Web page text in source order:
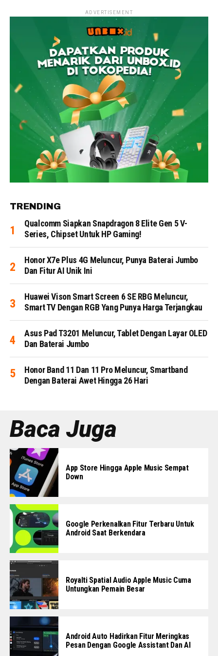
ADVERTISEMENT
TRENDING
Qualcomm Siapkan Snapdragon 8 Elite Gen 5 V-
Series, Chipset Untuk HP Gaming!
Honor X7e Plus 4G Meluncur, Punya Baterai Jumbo
Dan Fitur AI Unik Ini
Huawei Vison Smart Screen 6 SE RBG Meluncur,
Smart TV Dengan RGB Yang Punya Harga Terjangkau
Asus Pad T3201 Meluncur, Tablet Dengan Layar OLED
Dan Baterai Jumbo
Honor Band 11 Dan 11 Pro Meluncur, Smartband
Dengan Baterai Awet Hingga 26 Hari
Baca Juga
App Store Hingga Apple Music Sempat
Down
Google Perkenalkan Fitur Terbaru Untuk
Android Saat Berkendara
Royalti Spatial Audio Apple Music Cuma
Untungkan Pemain Besar
Android Auto Hadirkan Fitur Meringkas
Pesan Dengan Google Assistant Dan AI